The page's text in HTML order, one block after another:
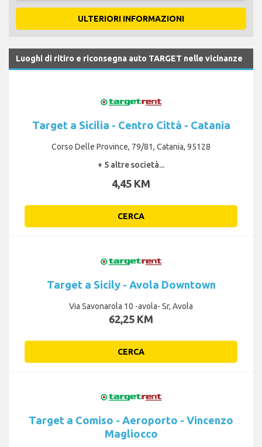
ULTERIORI INFORMAZIONI
Luoghi di ritiro e riconsegna auto TARGET nelle vicinanze
Target a Sicilia - Centro Città - Catania
Corso Delle Province, 79/81, Catania, 95128
+ 5 altre società...
4,45 KM
CERCA
Target a Sicily - Avola Downtown
Via Savonarola 10 -avola- Sr, Avola
62,25 KM
CERCA
Target a Comiso - Aeroporto - Vincenzo
Magliocco